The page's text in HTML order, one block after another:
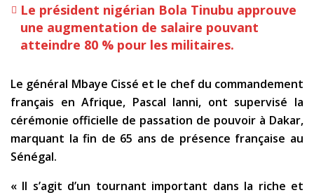
Le président nigérian Bola Tinubu approuve
une augmentation de salaire pouvant
atteindre 80 % pour les militaires.
Le général Mbaye Cissé et le chef du commandement
français en Afrique, Pascal Ianni, ont supervisé la
cérémonie officielle de passation de pouvoir à Dakar,
marquant la fin de 65 ans de présence française au
Sénégal.
« Il s’agit d’un tournant important dans la riche et